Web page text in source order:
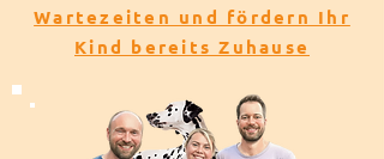
Wartezeiten und fördern Ihr
Kind bereits Zuhause